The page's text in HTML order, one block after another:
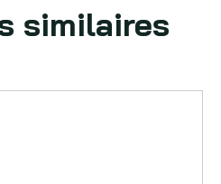
similaires